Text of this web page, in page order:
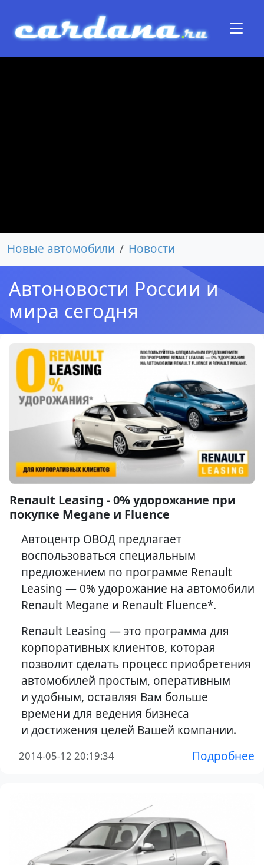
Новые автомобили Новости
Автоновости России и
мира сегодня
Renault Leasing - 0% удорожание при
покупке Megane и Fluence
Автоцентр ОВОД предлагает
воспользоваться специальным
предложением по программе Renault
Leasing — 0% удорожание на автомобили
Renault Megane и Renault Fluence*.
Renault Leasing — это программа для
корпоративных клиентов, которая
позволит сделать процесс приобретения
автомобилей простым, оперативным
и удобным, оставляя Вам больше
времени для ведения бизнеса
и достижения целей Вашей компании.
2014-05-12 20:19:34 Подробнее